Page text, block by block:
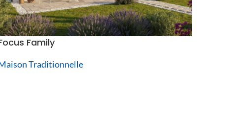
Family
Traditionnelle